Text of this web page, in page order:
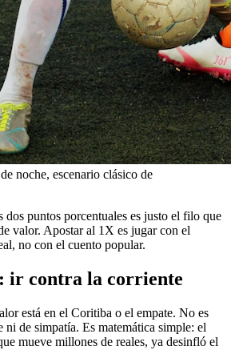
noche, escenario clásico de
dos puntos porcentuales es justo el filo que
valor. Apostar al 1X es jugar con el
no con el cuento popular.
ir contra la corriente
está en el Coritiba o el empate. No es
ni de simpatía. Es matemática simple: el
mueve millones de reales, ya desinfló el